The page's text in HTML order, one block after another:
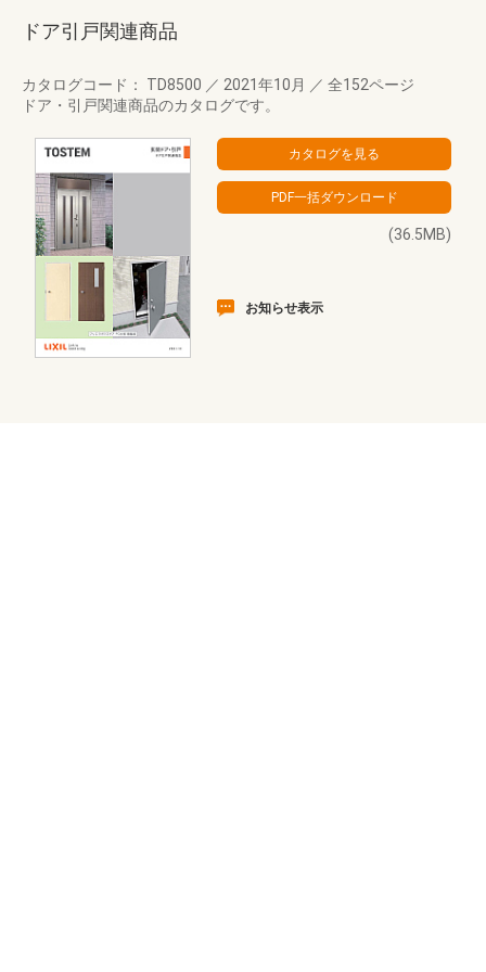
ドア引戸関連商品
カタログコード： TD8500 ／ 2021年10月 ／ 全152ページ
ドア・引戸関連商品のカタログです。
(36.5MB)
お知らせ表示